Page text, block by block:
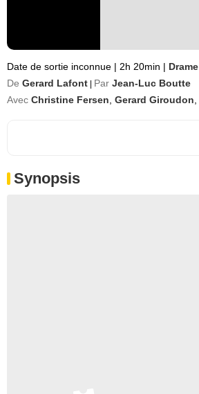
Date de sortie inconnue | 2h 20min | Drame
De Gerard Lafont Par Jean-Luc Boutte
Avec Christine Fersen Gerard Giroudon
Synopsis